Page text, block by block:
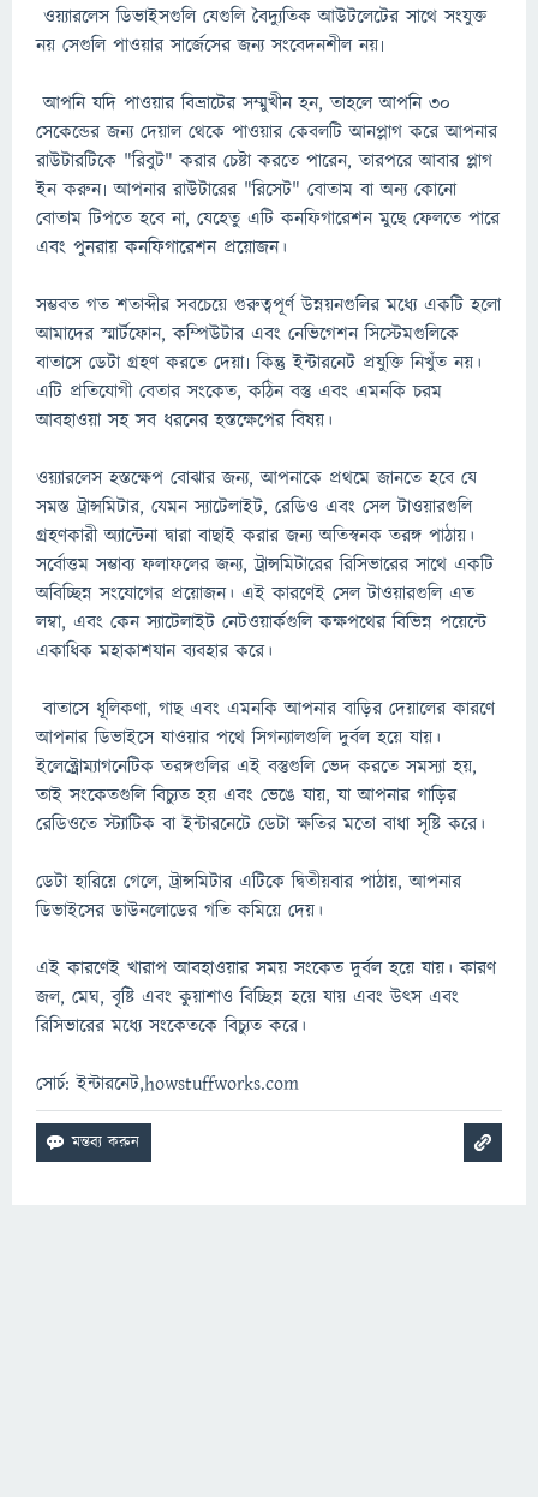
ওয়্যারলেস ডিভাইসগুলি যেগুলি বৈদ্যুতিক আউটলেটের সাথে সংযুক্ত
নয় সেগুলি পাওয়ার সার্জেসের জন্য সংবেদনশীল নয়৷
আপনি যদি পাওয়ার বিভ্রাটের সম্মুখীন হন, তাহলে আপনি ৩০
সেকেন্ডের জন্য দেয়াল থেকে পাওয়ার কেবলটি আনপ্লাগ করে আপনার
রাউটারটিকে "রিবুট" করার চেষ্টা করতে পারেন, তারপরে আবার প্লাগ
ইন করুন৷ আপনার রাউটারের "রিসেট" বোতাম বা অন্য কোনো
বোতাম টিপতে হবে না, যেহেতু এটি কনফিগারেশন মুছে ফেলতে পারে
এবং পুনরায় কনফিগারেশন প্রয়োজন।
সম্ভবত গত শতাব্দীর সবচেয়ে গুরুত্বপূর্ণ উন্নয়নগুলির মধ্যে একটি হলো
আমাদের স্মার্টফোন, কম্পিউটার এবং নেভিগেশন সিস্টেমগুলিকে
বাতাসে ডেটা গ্রহণ করতে দেয়া৷ কিন্তু ইন্টারনেট প্রযুক্তি নিখুঁত নয়।
এটি প্রতিযোগী বেতার সংকেত, কঠিন বস্তু এবং এমনকি চরম
আবহাওয়া সহ সব ধরনের হস্তক্ষেপের বিষয়।
ওয়্যারলেস হস্তক্ষেপ বোঝার জন্য, আপনাকে প্রথমে জানতে হবে যে
সমস্ত ট্রান্সমিটার, যেমন স্যাটেলাইট, রেডিও এবং সেল টাওয়ারগুলি
গ্রহণকারী অ্যান্টেনা দ্বারা বাছাই করার জন্য অতিস্বনক তরঙ্গ পাঠায়।
সর্বোত্তম সম্ভাব্য ফলাফলের জন্য, ট্রান্সমিটারের রিসিভারের সাথে একটি
অবিচ্ছিন্ন সংযোগের প্রয়োজন। এই কারণেই সেল টাওয়ারগুলি এত
লম্বা, এবং কেন স্যাটেলাইট নেটওয়ার্কগুলি কক্ষপথের বিভিন্ন পয়েন্টে
একাধিক মহাকাশযান ব্যবহার করে।
বাতাসে ধূলিকণা, গাছ এবং এমনকি আপনার বাড়ির দেয়ালের কারণে
আপনার ডিভাইসে যাওয়ার পথে সিগন্যালগুলি দুর্বল হয়ে যায়।
ইলেক্ট্রোম্যাগনেটিক তরঙ্গগুলির এই বস্তুগুলি ভেদ করতে সমস্যা হয়,
তাই সংকেতগুলি বিচ্যুত হয় এবং ভেঙে যায়, যা আপনার গাড়ির
রেডিওতে স্ট্যাটিক বা ইন্টারনেটে ডেটা ক্ষতির মতো বাধা সৃষ্টি করে।
ডেটা হারিয়ে গেলে, ট্রান্সমিটার এটিকে দ্বিতীয়বার পাঠায়, আপনার
ডিভাইসের ডাউনলোডের গতি কমিয়ে দেয়।
এই কারণেই খারাপ আবহাওয়ার সময় সংকেত দুর্বল হয়ে যায়। কারণ
জল, মেঘ, বৃষ্টি এবং কুয়াশাও বিচ্ছিন্ন হয়ে যায় এবং উৎস এবং
রিসিভারের মধ্যে সংকেতকে বিচ্যুত করে।
সোর্চ: ইন্টারনেট,howstuffworks.com